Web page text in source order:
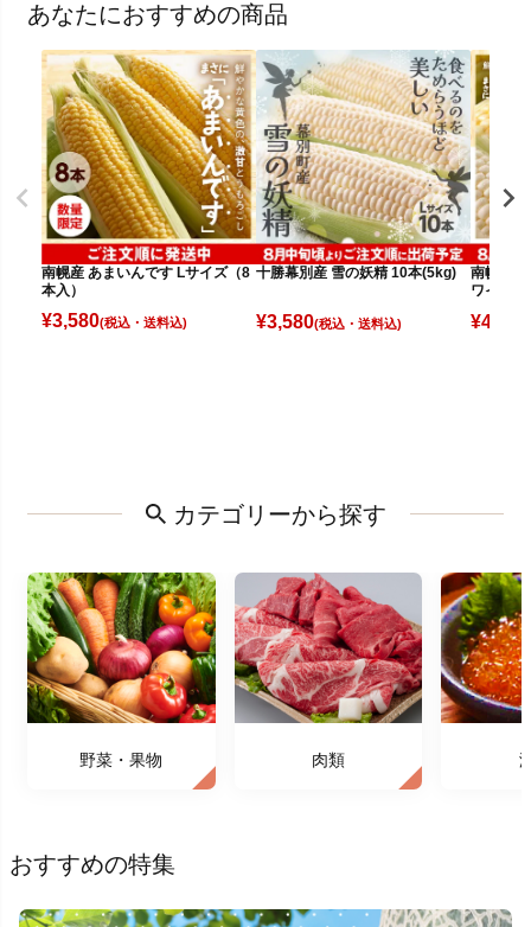
あなたにおすすめの商品
南幌産 あまいんです Lサイズ（8
本入）
¥3,580(税込)
十勝幕別産 雪の妖精 10本(5kg)
¥3,580(税込)
南幌産
ワイト
¥4,080
カテゴリーから探す
野菜・果物 肉類
おすすめの特集